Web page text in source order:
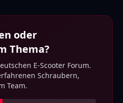
oder
Thema?
E-Scooter Forum.
Schraubern,
Team.